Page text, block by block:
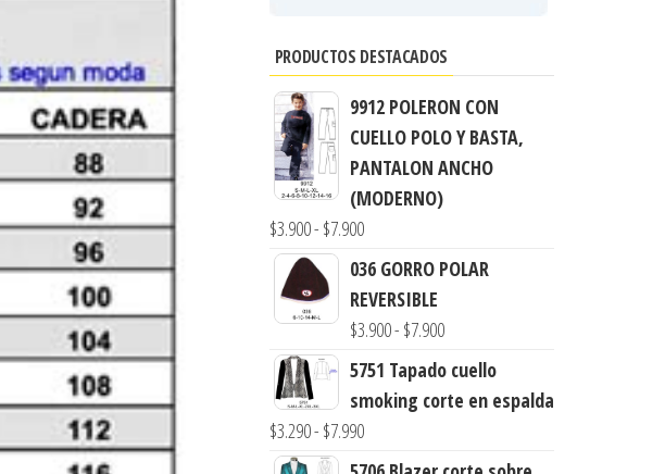
PRODUCTOS DESTACADOS
9912 POLERON CON
CUELLO POLO Y BASTA,
PANTALON ANCHO
(MODERNO)
$3.900- $7.900Rango
de
precios:
desde
hasta
$7.900
036 GORRO POLAR
REVERSIBLE
$3.900- $7.900Rango
precios:
5751 Tapado cuello
smoking corte en espalda
$3.290- $7.990Rango
de